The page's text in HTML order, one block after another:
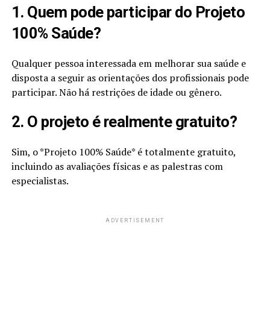
1. Quem pode participar do Projeto
100% Saúde?
Qualquer pessoa interessada em melhorar sua saúde e
disposta a seguir as orientações dos profissionais pode
participar. Não há restrições de idade ou gênero.
2. O projeto é realmente gratuito?
Sim, o *Projeto 100% Saúde* é totalmente gratuito,
incluindo as avaliações físicas e as palestras com
especialistas.
ADVERTISEMENT